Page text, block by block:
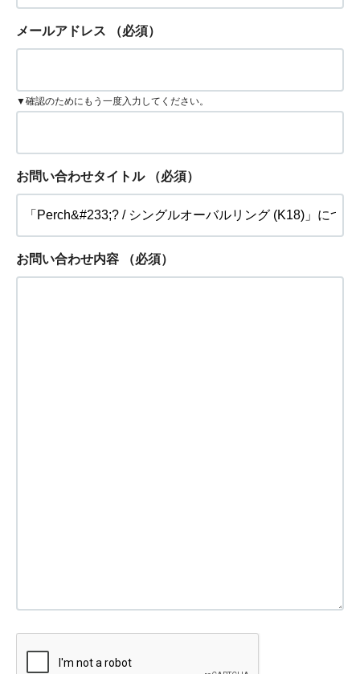
メールアドレス （必須）
▼確認のためにもう一度入力してください。
お問い合わせタイトル （必須）
お問い合わせ内容 （必須）